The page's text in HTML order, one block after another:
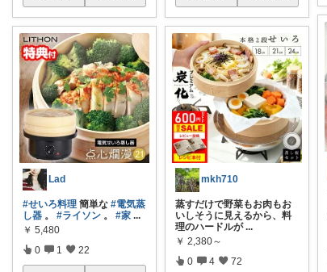
Lad
#せいろ料理 簡単な #電気蒸
し器 。 #ライソン 。 #家 ...
￥ 5,480
0 1 22
mkh710
蒸すだけで野菜もお肉もお
いしそうに見えるから、料
理のハードルが ...
￥ 2,380～
0 4 72